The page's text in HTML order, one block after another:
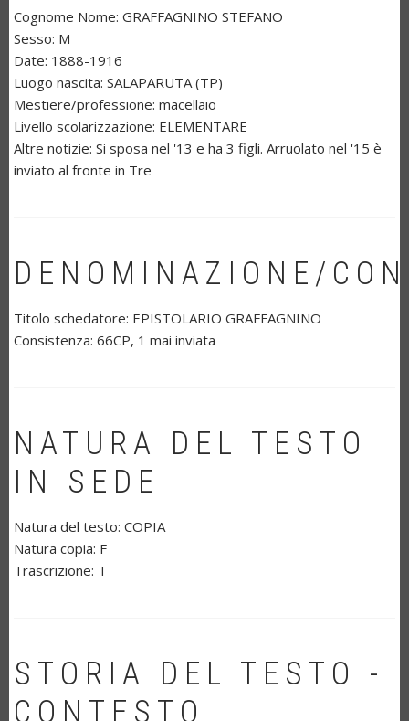
Cognome Nome: GRAFFAGNINO STEFANO
Sesso: M
Date: 1888-1916
Luogo nascita: SALAPARUTA (TP)
Mestiere/professione: macellaio
Livello scolarizzazione: ELEMENTARE
Altre notizie: Si sposa nel '13 e ha 3 figli. Arruolato nel '15 è
inviato al fronte in Tre
DENOMINAZIONE/
Titolo schedatore: EPISTOLARIO GRAFFAGNINO
Consistenza: 66CP, 1 mai inviata
NATURA DEL TESTO
IN SEDE
Natura del testo: COPIA
Natura copia: F
Trascrizione: T
STORIA DEL TESTO -
CONTESTO